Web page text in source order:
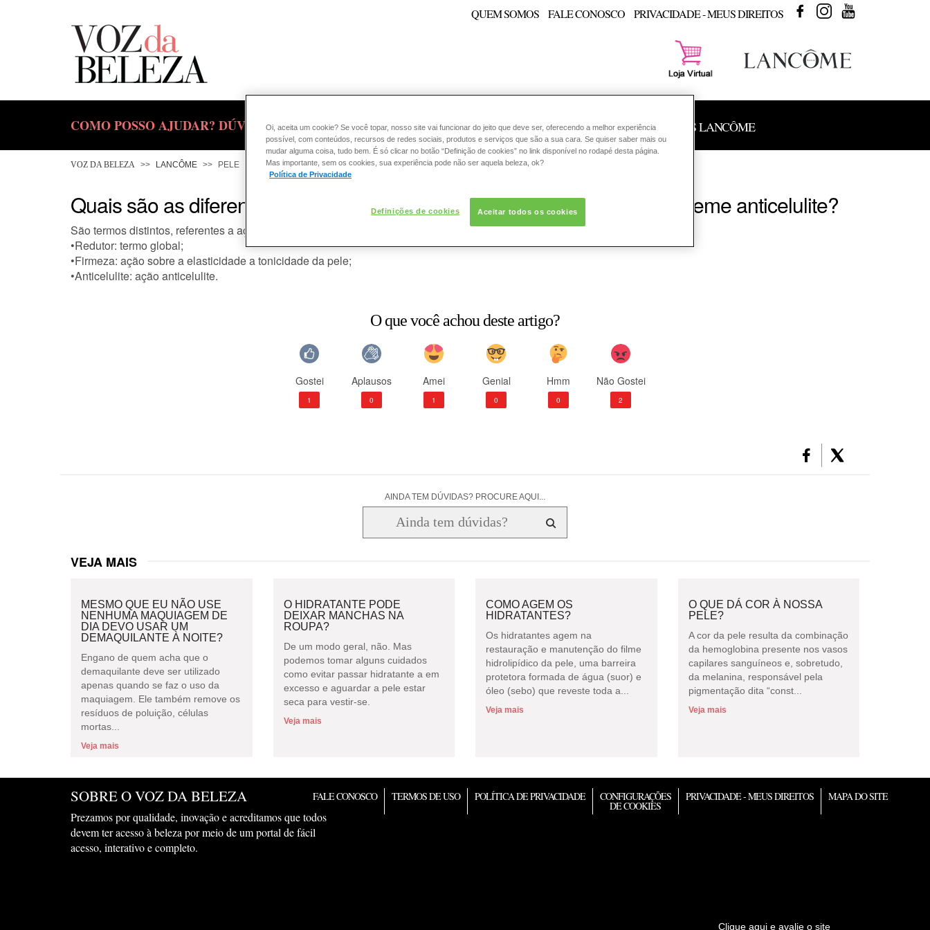
QUEM SOMOS FALE CONOSCO PRIVACIDADE - MEUS DIREITOS FACEBOOKINSTAGRAM
COMO POSSO AJUDAR? DÚVIDAS SOBRE: PELE ESMALTE FRAGRÂNCIA CONSULTORIA DE PRODUTOS LANCÔME
VOZ DA BELEZA LANCÔME PELE
Quais são as diferenças entre creme redutor, creme firmador, creme e creme anticelulite?
São termos distintos, referentes a ações distintas:
•Redutor: termo global;
•Firmeza: ação sobre a elasticidade a tonicidade da pele;
•Anticelulite: ação anticelulite.
O que você achou deste artigo?
Gostei
1
Aplausos
0
Amei
1
Genial
0
Hmm
0
Não Gostei
2
AINDA TEM DÚVIDAS? PROCURE AQUI...
VEJA MAIS
MESMO QUE EU NÃO USE
NENHUMA MAQUIAGEM DE
DIA DEVO USAR UM
DEMAQUILANTE À NOITE?
Engano de quem acha que o
demaquilante deve ser utilizado
apenas quando se faz o uso da
maquiagem. Ele também remove os
resíduos de poluição, células
mortas...
Veja mais
O HIDRATANTE PODE
DEIXAR MANCHAS NA
ROUPA?
De um modo geral, não. Mas
podemos tomar alguns cuidados
como evitar passar hidratante a em
excesso e aguardar a pele estar
seca para vestir-se.
Veja mais
COMO AGEM OS
HIDRATANTES?
Os hidratantes agem na
restauração e manutenção do filme
hidrolipídico da pele, uma barreira
protetora formada de água (suor) e
óleo (sebo) que reveste toda a...
Veja mais
O QUE DÁ COR À NOSSA
PELE?
A cor da pele resulta da combinação
da hemoglobina presente nos vasos
capilares sanguíneos e, sobretudo,
da melanina, responsável pela
pigmentação dita “const...
Veja mais
Clique aqui e avalie o site
SOBRE O VOZ DA BELEZA
Prezamos por qualidade, inovação e acreditamos que todos
devem ter acesso à beleza por meio de um portal de fácil
acesso, interativo e completo.
FALE CONOSCO TERMOS DE USO POLÍTICA DE PRIVACIDADE CONFIGURAÇÕES
DE COOKIES
PRIVACIDADE - MEUS DIREITOS MAPA DO SITE
Oi, aceita um cookie? Se você topar, nosso site vai funcionar do jeito que deve ser, oferecendo a melhor experiência
possível, com conteúdos, recursos de redes sociais, produtos e serviços que são a sua cara. Se quiser saber mais ou
mudar alguma coisa, tudo bem. É só clicar no botão “Definição de cookies” no link disponível no rodapé desta página.
Mas importante, sem os cookies, sua experiência pode não ser aquela beleza, ok?
Política de Privacidade
Definições de cookies Aceitar todos os cookies